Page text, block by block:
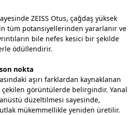
ZEISS Otus, çağdaş yüksek
tüm potansiyellerinden yararlanır ve
bile nefes kesici bir şekilde
ödüllendirir.
nokta
aşırı farklardan kaynaklanan
görüntülerde belirgindir. Yanal
düzeltilmesi sayesinde,
mükemmellikle yeniden üretilir.